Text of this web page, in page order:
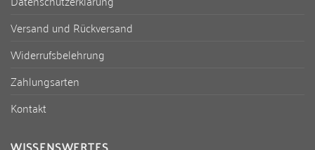
Versand und Rückversand
Widerrufsbelehrung
Zahlungsarten
Kontakt